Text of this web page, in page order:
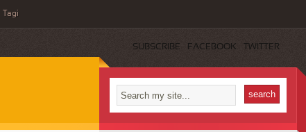
Tagi
SUBSCRIBE FACEBOOK TWITTER